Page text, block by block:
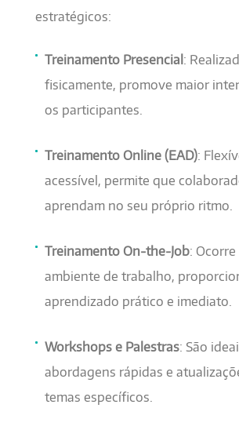
estratégicos:
Treinamento Presencial:
fisicamente, promove maior
os participantes.
Treinamento Online (EAD):
acessível, permite que
aprendam no seu próprio ritmo.
Treinamento On-the-Job:
ambiente de trabalho,
aprendizado prático e imediato.
Workshops e Palestras: São
abordagens rápidas e
temas específicos.